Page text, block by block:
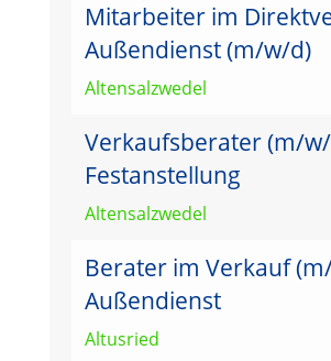
Mitarbeiter im
Außendienst (m/w/d)
Altensalzwedel
Verkaufsberater (m/
Festanstellung
Altensalzwedel
Berater im Verkauf
Außendienst
Altusried